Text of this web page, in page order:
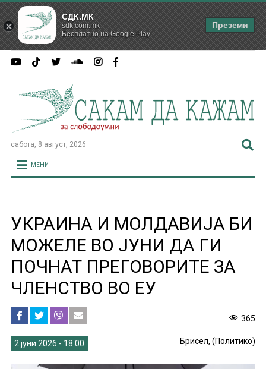
сабота, 8 август, 2026
МЕНИ
УКРАИНА И МОЛДАВИЈА БИ
МОЖЕЛЕ ВО ЈУНИ ДА ГИ
ПОЧНАТ ПРЕГОВОРИТЕ ЗА
ЧЛЕНСТВО ВО ЕУ
365
2 јуни 2026 - 18:00 Брисел, (Политико)
СДК.МК
sdk.com.mk
Бесплатно на Google Play
Преземи